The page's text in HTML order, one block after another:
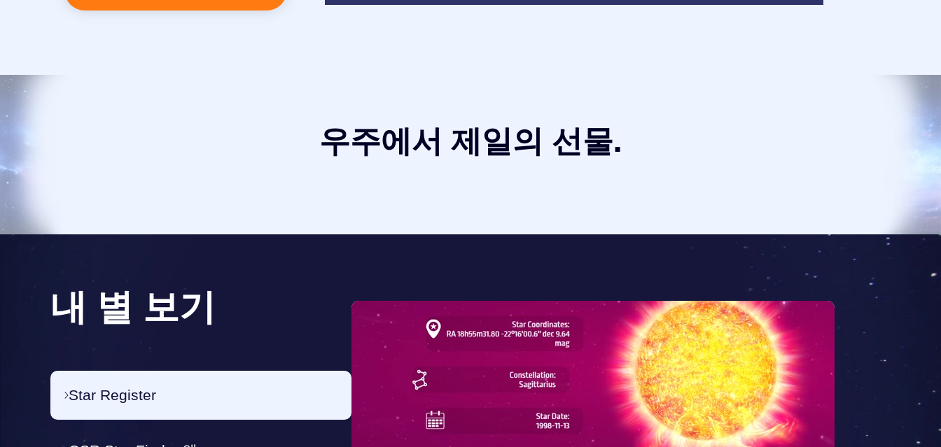
우주에서 제일의 선물.
내 별 보기
Star Register